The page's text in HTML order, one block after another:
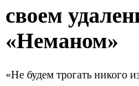
своем
«Неманом»
«Не будем трогать никого